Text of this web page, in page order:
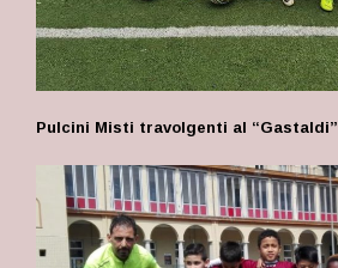
Pulcini Misti travolgenti al “Gastaldi”